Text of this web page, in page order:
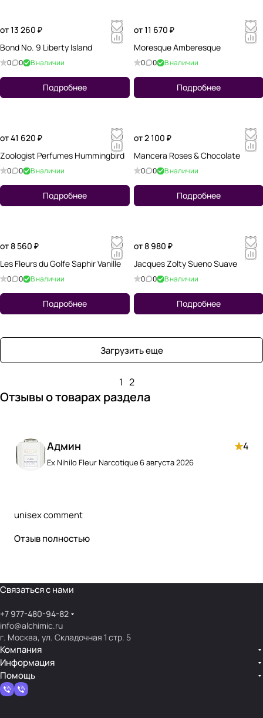
от 13 260 ₽
Bond No. 9 Liberty Island
0 0 В наличии
Подробнее
от 11 670 ₽
Moresque Amberesque
0 0 В наличии
Подробнее
от 41 620 ₽
Zoologist Perfumes Hummingbird
0 0 В наличии
Подробнее
от 2 100 ₽
Mancera Roses & Chocolate
0 0 В наличии
Подробнее
от 8 560 ₽
Les Fleurs du Golfe Saphir Vanille
0 0 В наличии
Подробнее
от 8 980 ₽
Jacques Zolty Sueno Suave
0 0 В наличии
Подробнее
Загрузить еще
1 2
Отзывы о товарах раздела
Админ 4
Ex Nihilo Fleur Narcotique6 августа 2026
unisex comment
Отзыв полностью
Связаться с нами
+7 977-480-94-82
info@alchimic.ru
г. Москва, ул. Складочная 1 стр. 5
Компания
Информация
Помощь